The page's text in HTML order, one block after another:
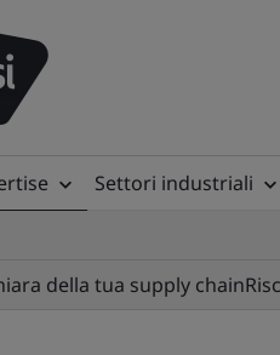
Settori industriali
della tua supply chain